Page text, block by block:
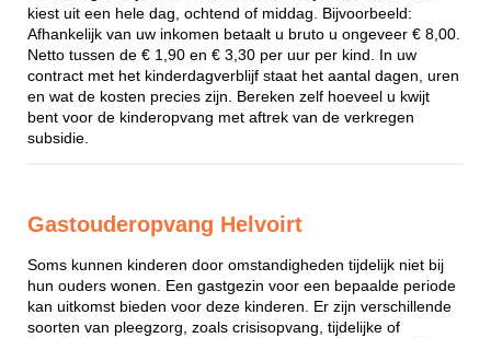
kiest uit een hele dag, ochtend of middag. Bijvoorbeeld:
Afhankelijk van uw inkomen betaalt u bruto u ongeveer € 8,00.
Netto tussen de € 1,90 en € 3,30 per uur per kind. In uw
contract met het kinderdagverblijf staat het aantal dagen, uren
en wat de kosten precies zijn. Bereken zelf hoeveel u kwijt
bent voor de kinderopvang met aftrek van de verkregen
subsidie.
Gastouderopvang Helvoirt
Soms kunnen kinderen door omstandigheden tijdelijk niet bij
hun ouders wonen. Een gastgezin voor een bepaalde periode
kan uitkomst bieden voor deze kinderen. Er zijn verschillende
soorten van pleegzorg, zoals crisisopvang, tijdelijke of